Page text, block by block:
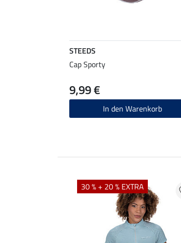
STEEDS
Cap Sporty
9,99 €
In den Warenkorb
30 % + 20 % EXTRA